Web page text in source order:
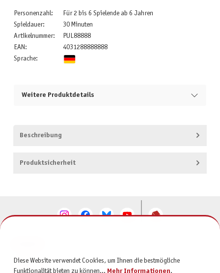
Personenzahl:
Für 2 bis 6 Spielende ab 6 Jahren
Spieldauer:
30 Minuten
Artikelnummer:
PUL88888
EAN:
4031288888888
Sprache:
Weitere Produktdetails
Beschreibung
Produktsicherheit
SERVICE
Diese Website verwendet Cookies, um Ihnen die bestmögliche
Funktionalität bieten zu können... Mehr Informationen.